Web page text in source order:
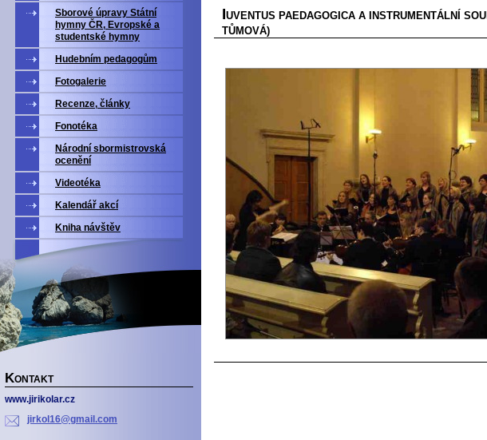
IUVENTUS PAEDAGOGICA A INSTRUMENTÁLNÍ
TŮMOVÁ)
Sborové úpravy Státní
hymny ČR, Evropské a
studentské hymny
Hudebním pedagogům
Fotogalerie
Recenze, články
Fonotéka
Národní sbormistrovská
ocenění
Videotéka
Kalendář akcí
Kniha návštěv
KONTAKT
www.jirikolar.cz
jirkol16@gmail.com